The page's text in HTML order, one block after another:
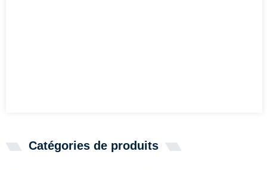
Catégories de produits